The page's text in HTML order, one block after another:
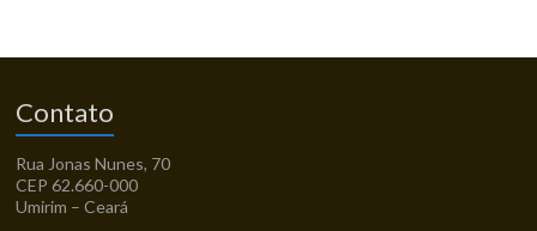
Contato
Rua Jonas Nunes, 70
CEP 62.660-000
Umirim – Ceará